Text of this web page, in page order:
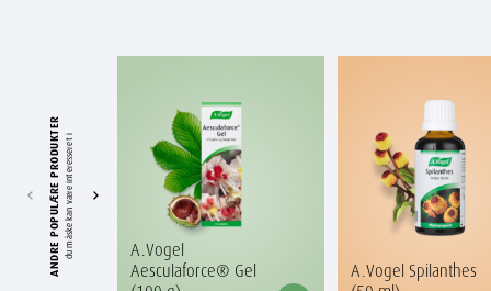
ANDRE POPULÆRE PRODUKTERdu måske kan være interesseret i A.Vogel
Aesculaforce® Gel A.Vogel Spilanthes